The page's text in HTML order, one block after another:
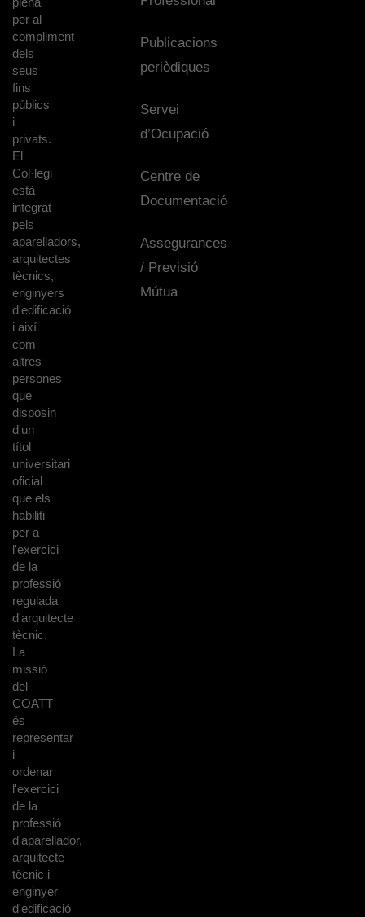
per al
compliment
dels
seus
fins
públics
i
privats.
El
Col·legi
està
integrat
pels
aparelladors,
arquitectes
tècnics,
enginyers
d'edificació
i així
com
altres
persones
que
disposin
d'un
títol
universitari
oficial
que els
habiliti
per a
l'exercici
de la
professió
regulada
d'arquitecte
tècnic.
La
missió
del
COATT
és
representar
i
ordenar
l'exercici
de la
professió
d'aparellador,
arquitecte
tècnic i
enginyer
d'edificació
Publicacions
periòdiques
Servei
d’Ocupació
Centre de
Documentació
Assegurances
/ Previsió
Mútua